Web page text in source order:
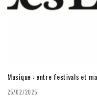
Musique : entre festivals et
25/02/2025